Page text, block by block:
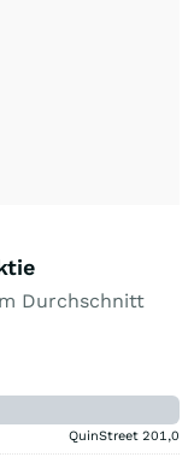
Durchschnitt
QuinStreet 201,0